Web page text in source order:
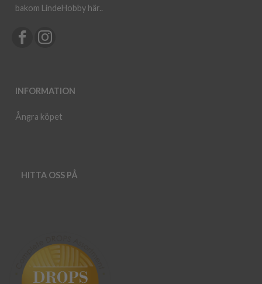
bakom LindeHobby här..
INFORMATION
Ångra köpet
HITTA OSS PÅ